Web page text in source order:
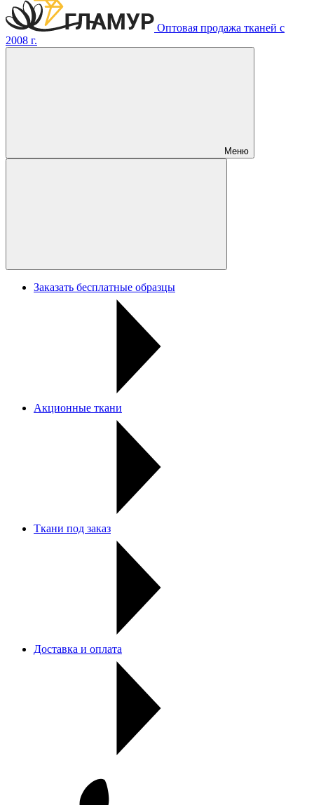
Оптовая продажа тканей с
2008 г.
Меню
Заказать бесплатные образцы
Акционные ткани
Ткани под заказ
Доставка и оплата